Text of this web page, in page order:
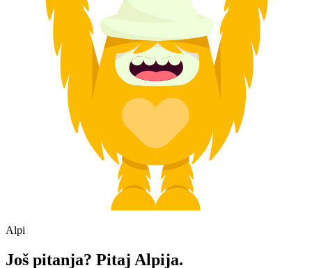
Alpi
Još pitanja? Pitaj Alpija.